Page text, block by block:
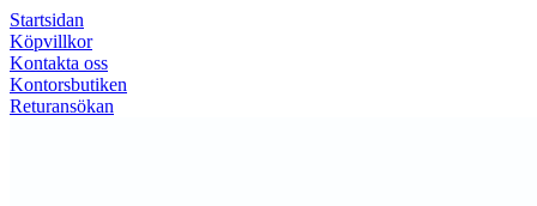
Startsidan
Köpvillkor
Kontakta oss
Kontorsbutiken
Returansökan